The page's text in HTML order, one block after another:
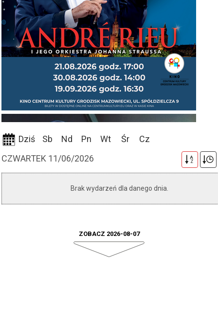
Dziś Sb Nd Pn Wt Śr
Cz
CZWARTEK 11/06/2026
A
Z
Brak wydarzeń dla danego dnia.
ZOBACZ 2026-08-07